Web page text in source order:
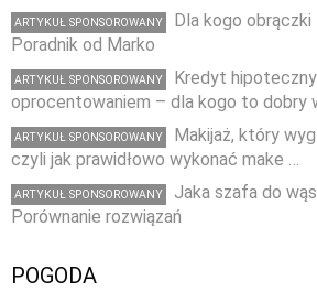
ARTYKUŁ SPONSOROWANY
Dla kogo obrączki
Poradnik od Marko
ARTYKUŁ SPONSOROWANY
Kredyt
oprocentowaniem – dla kogo to dobry
ARTYKUŁ SPONSOROWANY
Makijaż, który
czyli jak prawidłowo wykonać make …
ARTYKUŁ SPONSOROWANY
Jaka szafa do
Porównanie rozwiązań
POGODA